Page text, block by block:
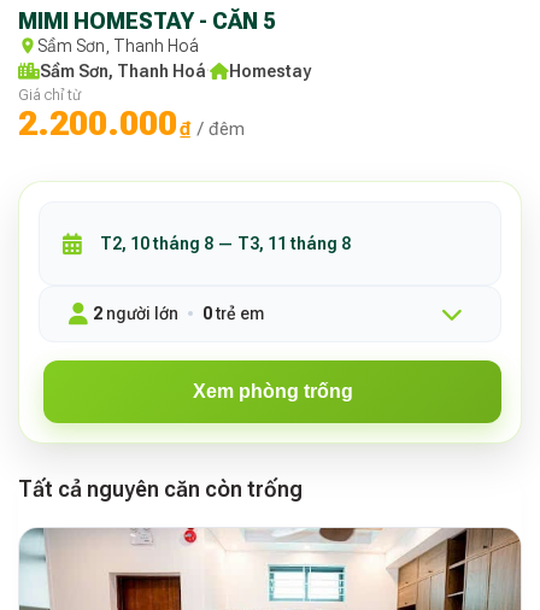
MIMI HOMESTAY - CĂN 5
Sầm Sơn, Thanh Hoá
Sầm Sơn, Thanh Hoá· Homestay
Giá chỉ từ
2.200.000₫ / đêm
2 người lớn 0trẻ em
Xem phòng trống
Tất cả nguyên căn còn trống